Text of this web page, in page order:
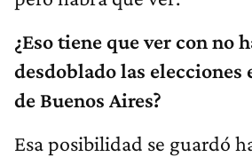
¿Eso tiene que ver con no
desdoblado las elecciones
de Buenos Aires?
Esa posibilidad se guardó